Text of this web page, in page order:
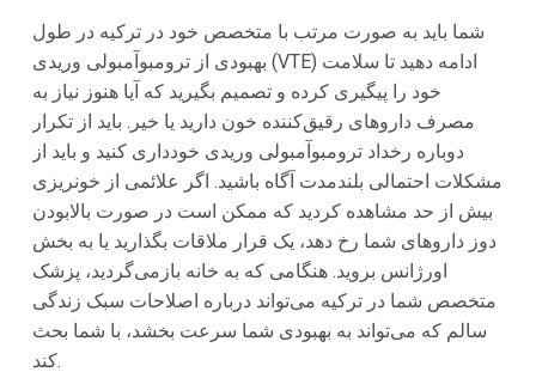
شما باید به صورت مرتب با متخصص خود در ترکیه در طول
بهبودی از ترومبوآمبولی وریدی (VTE) ادامه دهید تا سلامت
خود را پیگیری کرده و تصمیم بگیرید که آیا هنوز نیاز به
مصرف داروهای رقیق‌کننده خون دارید یا خیر. باید از تکرار
دوباره رخداد ترومبوآمبولی وریدی خودداری کنید و باید از
مشکلات احتمالی بلندمدت آگاه باشید. اگر علائمی از خونریزی
بیش از حد مشاهده کردید که ممکن است در صورت بالابودن
دوز داروهای شما رخ دهد، یک قرار ملاقات بگذارید یا به بخش
اورژانس بروید. هنگامی که به خانه بازمی‌گردید، پزشک
متخصص شما در ترکیه می‌تواند درباره اصلاحات سبک زندگی
سالم که می‌تواند به بهبودی شما سرعت بخشد، با شما بحث
کند.